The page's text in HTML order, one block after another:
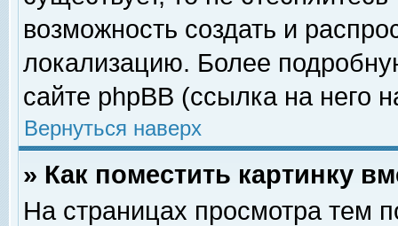
возможность создать и
локализацию. Более
сайте phpBB (ссылка на него
Вернуться наверх
» Как поместить картинку
На страницах просмотра тем